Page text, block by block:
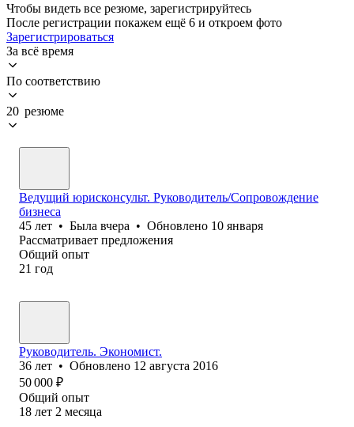
Чтобы видеть все резюме, зарегистрируйтесь
После регистрации покажем ещё 6 и откроем фото
Зарегистрироваться
За всё время
По соответствию
20 резюме
Ведущий юрисконсульт. Руководитель/Сопровождение
бизнеса
45 лет • Была вчера • Обновлено 10 января
Рассматривает предложения
Общий опыт
21 год
Руководитель. Экономист.
36 лет • Обновлено 12 августа 2016
50 000 ₽
Общий опыт
18 лет 2 месяца